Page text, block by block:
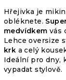
Hřejivka je
obléknete.
medvídkemvás
Lehce oversize
krk a celý
Ideální pro dny,
vypadat stylově.
Průměrné